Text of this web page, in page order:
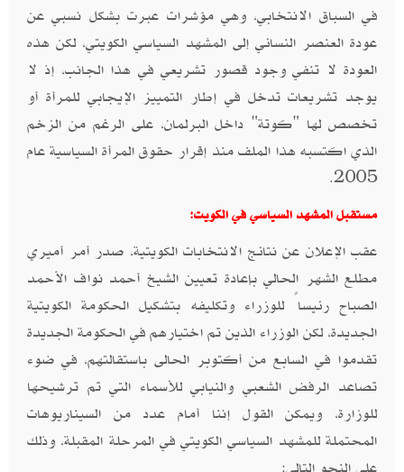
في السباق الانتخابي، وهي مؤشرات عبرت بشكل نسبي عن
عودة العنصر النسائي إلى المشهد السياسي الكويتي، لكن هذه
العودة لا تنفي وجود قصور تشريعي في هذا الجانب، إذ لا
يوجد تشريعات تدخل في إطار التمييز الإيجابي للمرأة أو
تخصص لها "كوتة" داخل البرلمان، على الرغم من الزخم
الذي اكتسبه هذا الملف منذ إقرار حقوق المرأة السياسية عام
2005.
مستقبل المشهد السياسي في الكويت:
عقب الإعلان عن نتائج الانتخابات الكويتية، صدر أمر أميري
مطلع الشهر الحالي بإعادة تعيين الشيخ أحمد نواف الأحمد
الصباح رئيساً للوزراء وتكليفه بتشكيل الحكومة الكويتية
الجديدة، لكن الوزراء الذين تم اختيارهم في الحكومة الجديدة
تقدموا في السابع من أكتوبر الحالى باستقالتهم، في ضوء
تصاعد الرفض الشعبي والنيابي للأسماء التي تم ترشيحها
للوزارة، ويمكن القول إننا أمام عدد من السيناريوهات
المحتملة للمشهد السياسي الكويتي في المرحلة المقبلة، وذلك
على النحو التالي: